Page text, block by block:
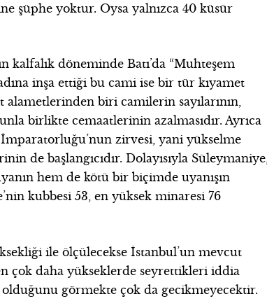
şüphe yoktur. Oysa yalnızca 40 küsür
döneminde Batı’da “Muhteşem
inşa ettiği bu cami ise bir tür kıyamet
alametlerinden biri camilerin sayılarının,
birlikte cemaatlerinin azalmasıdır. Ayrıca
zirvesi, yani yükselme
de başlangıcıdır. Dolayısıyla
hem de kötü bir biçimde uyanışın
kubbesi 53, en yüksek minaresi 76
ile ölçülecekse İstanbul’un mevcut
çok daha yükseklerde seyrettikleri iddia
görmekte çok da gecikmeyecektir.